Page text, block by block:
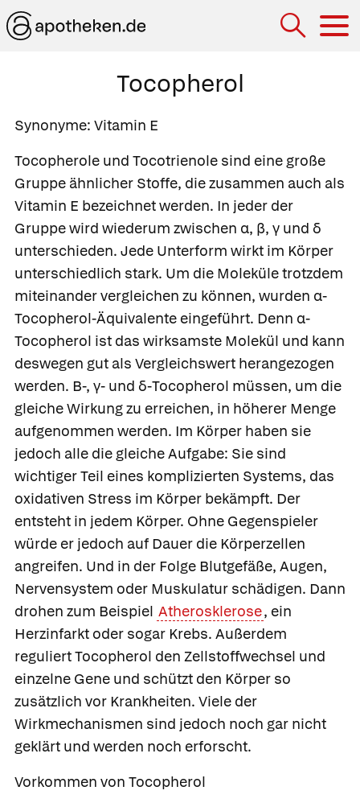
Tocopherol
Synonyme: Vitamin E
Tocopherole und Tocotrienole sind eine große
Gruppe ähnlicher Stoffe, die zusammen auch als
Vitamin E bezeichnet werden. In jeder der
Gruppe wird wiederum zwischen α, β, γ und δ
unterschieden. Jede Unterform wirkt im Körper
unterschiedlich stark. Um die Moleküle trotzdem
miteinander vergleichen zu können, wurden α-
Tocopherol-Äquivalente eingeführt. Denn α-
Tocopherol ist das wirksamste Molekül und kann
deswegen gut als Vergleichswert herangezogen
werden. Β-, γ- und δ-Tocopherol müssen, um die
gleiche Wirkung zu erreichen, in höherer Menge
aufgenommen werden. Im Körper haben sie
jedoch alle die gleiche Aufgabe: Sie sind
wichtiger Teil eines komplizierten Systems, das
oxidativen Stress im Körper bekämpft. Der
entsteht in jedem Körper. Ohne Gegenspieler
würde er jedoch auf Dauer die Körperzellen
angreifen. Und in der Folge Blutgefäße, Augen,
Nervensystem oder Muskulatur schädigen. Dann
drohen zum Beispiel Atherosklerose, ein
Herzinfarkt oder sogar Krebs. Außerdem
reguliert Tocopherol den Zellstoffwechsel und
einzelne Gene und schützt den Körper so
zusätzlich vor Krankheiten. Viele der
Wirkmechanismen sind jedoch noch gar nicht
geklärt und werden noch erforscht.
Vorkommen von Tocopherol